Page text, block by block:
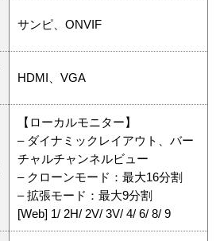
サンピ、ONVIF
HDMI、VGA
【ローカルモニター】
– ダイナミックレイアウト、バー
チャルチャンネルビュー
– クローンモード：最大16分割
– 拡張モード：最大9分割
[Web] 1/ 2H/ 2V/ 3V/ 4/ 6/ 8/ 9